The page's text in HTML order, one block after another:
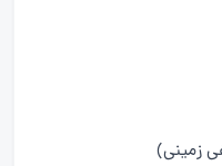
زمینی)